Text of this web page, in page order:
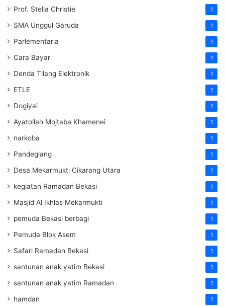
Prof. Stella Christie 1
SMA Unggul Garuda 1
Parlementaria 1
Cara Bayar 1
Denda Tilang Elektronik 1
ETLE 1
Dogiyai 1
Ayatollah Mojtaba Khamenei 1
narkoba 1
Pandeglang 1
Desa Mekarmukti Cikarang Utara 1
kegiatan Ramadan Bekasi 1
Masjid Al Ikhlas Mekarmukti 1
pemuda Bekasi berbagi 1
Pemuda Blok Asem 1
Safari Ramadan Bekasi 1
santunan anak yatim Bekasi 1
santunan anak yatim Ramadan 1
hamdan 1